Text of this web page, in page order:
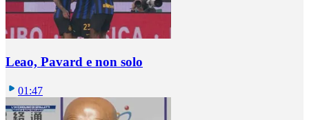
Leao, Pavard e non solo
01:47